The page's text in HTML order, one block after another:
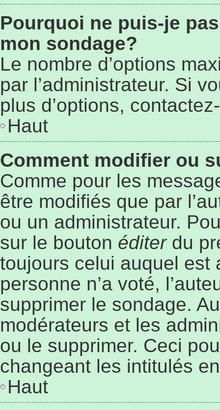
Pourquoi ne puis-je
mon sondage?
Le nombre d’options
par l’administrateur. Si
plus d’options,
Haut
Comment modifier ou
Comme pour les
être modifiés que par
ou un administrateur.
sur le bouton éditerdu
toujours celui auquel est
personne n’a voté,
supprimer le sondage.
modérateurs et les
ou le supprimer. Ceci
changeant les intitulés
Haut